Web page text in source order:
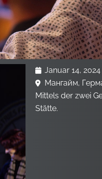
Januar 14, 2024
Мангайм,
Mittels der zwei
Stätte.